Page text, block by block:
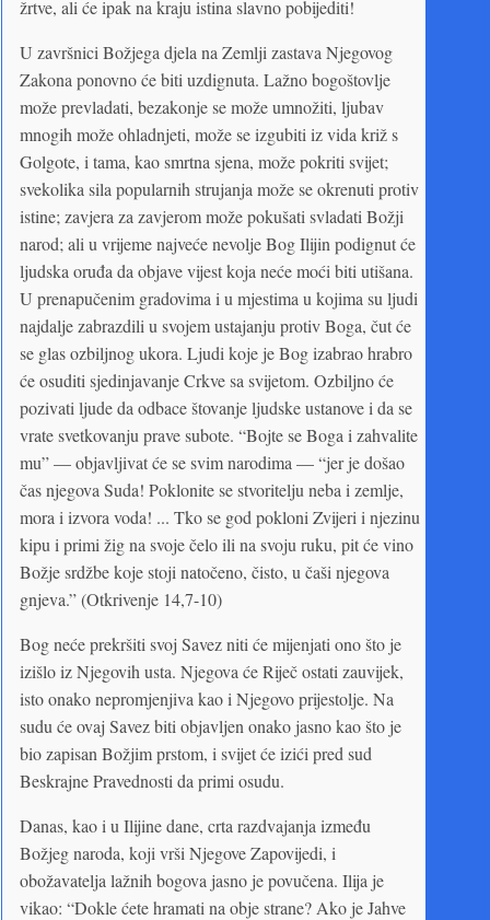
žrtve, ali će ipak na kraju istina slavno pobijediti!
U završnici Božjega djela na Zemlji zastava Njegovog
Zakona ponovno će biti uzdignuta. Lažno bogoštovlje
može prevladati, bezakonje se može umnožiti, ljubav
mnogih može ohladnjeti, može se izgubiti iz vida križ s
Golgote, i tama, kao smrtna sjena, može pokriti svijet;
svekolika sila popularnih strujanja može se okrenuti protiv
istine; zavjera za zavjerom može pokušati svladati Božji
narod; ali u vrijeme najveće nevolje Bog Ilijin podignut će
ljudska oruđa da objave vijest koja neće moći biti utišana.
U prenapučenim gradovima i u mjestima u kojima su ljudi
najdalje zabrazdili u svojem ustajanju protiv Boga, čut će
se glas ozbiljnog ukora. Ljudi koje je Bog izabrao hrabro
će osuditi sjedinjavanje Crkve sa svijetom. Ozbiljno će
pozivati ljude da odbace štovanje ljudske ustanove i da se
vrate svetkovanju prave subote. “Bojte se Boga i zahvalite
mu” — objavljivat će se svim narodima — “jer je došao
čas njegova Suda! Poklonite se stvoritelju neba i zemlje,
mora i izvora voda! ... Tko se god pokloni Zvijeri i njezinu
kipu i primi žig na svoje čelo ili na svoju ruku, pit će vino
Božje srdžbe koje stoji natočeno, čisto, u čaši njegova
gnjeva.” (Otkrivenje 14,7-10)
Bog neće prekršiti svoj Savez niti će mijenjati ono što je
izišlo iz Njegovih usta. Njegova će Riječ ostati zauvijek,
isto onako nepromjenjiva kao i Njegovo prijestolje. Na
sudu će ovaj Savez biti objavljen onako jasno kao što je
bio zapisan Božjim prstom, i svijet će izići pred sud
Beskrajne Pravednosti da primi osudu.
Danas, kao i u Ilijine dane, crta razdvajanja između
Božjeg naroda, koji vrši Njegove Zapovijedi, i
obožavatelja lažnih bogova jasno je povučena. Ilija je
vikao: “Dokle ćete hramati na obje strane? Ako je Jahve